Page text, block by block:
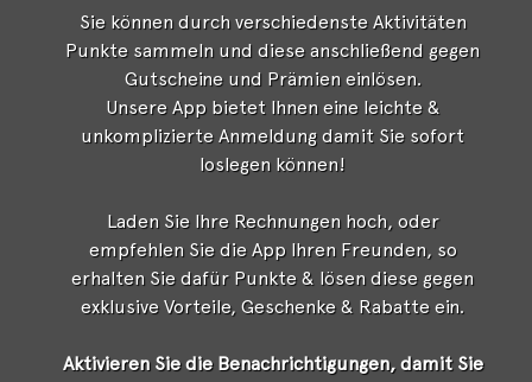
Sie können durch verschiedenste Aktivitäten
Punkte sammeln und diese anschließend gegen
Gutscheine und Prämien einlösen.
Unsere App bietet Ihnen eine leichte &
unkomplizierte Anmeldung damit Sie sofort
loslegen können!
Laden Sie Ihre Rechnungen hoch, oder
empfehlen Sie die App Ihren Freunden, so
erhalten Sie dafür Punkte & lösen diese gegen
exklusive Vorteile, Geschenke & Rabatte ein.
Aktivieren Sie die Benachrichtigungen, damit Sie